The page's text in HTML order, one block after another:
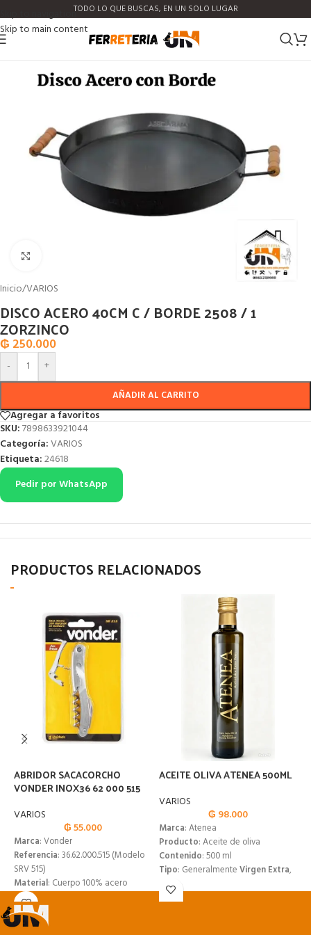
Skip to navigation
Skip to main content
TODO LO QUE BUSCAS, EN UN SOLO LUGAR
Inicio/VARIOS
DISCO ACERO 40CM C / BORDE 2508 / 1
ZORZINCO
₲ 250.000
- +
AÑADIR AL CARRITO
Agregar a favoritos
SKU:7898633921044
Categoría:VARIOS
Etiqueta:24618
Pedir por WhatsApp
PRODUCTOS RELACIONADOS
ABRIDOR SACACORCHO
VONDER INOX36 62 000 515
VARIOS
₲55.000
Marca: Vonder
Referencia: 36.62.000.515 (Modelo
SRV 515)
Material: Cuerpo 100% acero
inoxidable, resistente a óxido y
corrosión
Tipo: Sacacorchos profesional tipo
ACEITE OLIVA ATENEA 500ML
VARIOS
₲ 98.000
Marca: Atenea
Producto: Aceite de oliva
Contenido: 500 ml
Tipo: Generalmente Virgen Extra,
obtenido solo por procedimientos
mecánicos